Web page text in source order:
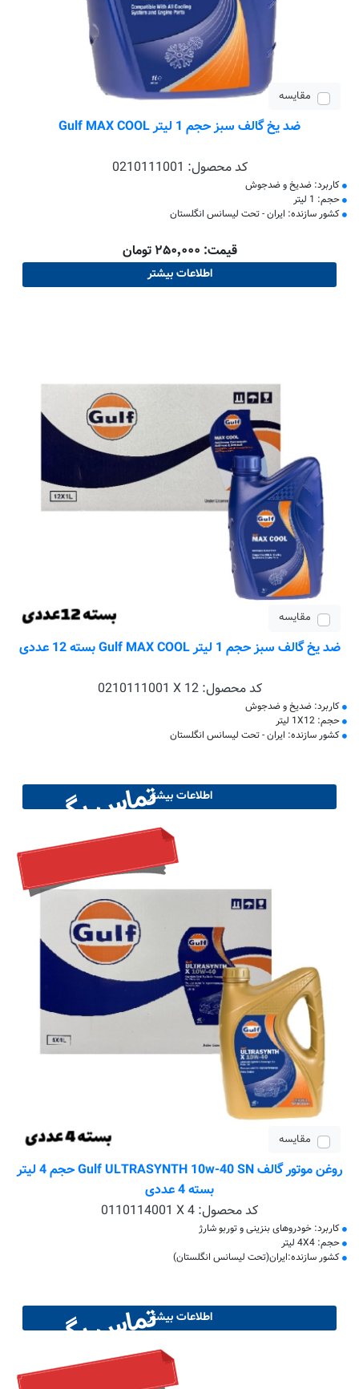
مقایسه
ضد یخ گالف سبز حجم 1 لیتر Gulf MAX COOL
کد محصول: 0210111001
کاربرد: ضدیخ و ضدجوش
حجم: 1 لیتر
کشور سازنده: ایران - تحت لیسانس انگلستان
قیمت: ۲۵۰٬۰۰۰ تومان
اطلاعات بیشتر
مقایسه
ضد یخ گالف سبز حجم 1 لیتر Gulf MAX COOL بسته 12 عددی
کد محصول:0210111001 X 12
کاربرد: ضدیخ و ضدجوش
حجم: 1X12 لیتر
کشور سازنده: ایران - تحت لیسانس انگلستان
اطلاعات بیشترتماس بگیرید
مقایسه
روغن موتور گالف Gulf ULTRASYNTH 10w-40 SN حجم 4 لیتر
بسته 4 عددی
کد محصول: 0110114001 X 4
کاربرد: خودروهای بنزینی و توربو شارژ
حجم: 4X4 لیتر
کشور سازنده:ایران(تحت لیسانس انگلستان)
اطلاعات بیشترتماس بگیرید